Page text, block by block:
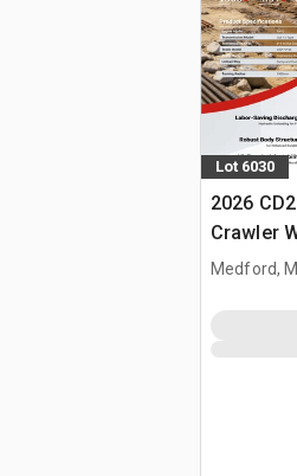
Lot 6030
2026
Crawler
Medford,